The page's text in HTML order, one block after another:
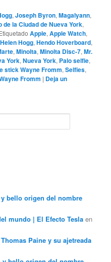
,Joseph Byron,Magalyann,
de la Ciudad de Nueva York,
Apple,Apple Watch,
Helen Hogg,Hendo Hoverboard,
,Minolta,Minolta Disc-7,Mr.
York,Nueva York, Palo selfie,
stick Wayne Fromm,Selfies,
Fromm | Deja un
bello origen del nombre
mundo | El Efecto Tesla en
Thomas Paine y su ajetreada